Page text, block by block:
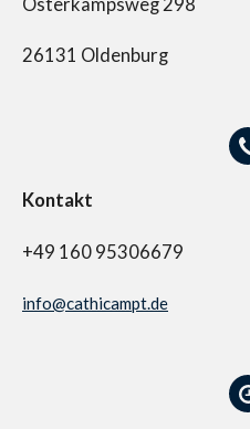
26131 Oldenburg
Kontakt
+49 160 95306679
info@cathicampt.de